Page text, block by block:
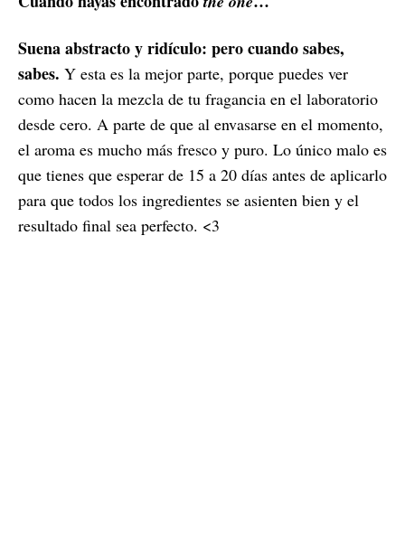
Suena abstracto y ridículo: pero cuando sabes,
sabes. Y esta es la mejor parte, porque puedes ver
como hacen la mezcla de tu fragancia en el laboratorio
desde cero. A parte de que al envasarse en el momento,
el aroma es mucho más fresco y puro. Lo único malo es
que tienes que esperar de 15 a 20 días antes de aplicarlo
para que todos los ingredientes se asienten bien y el
resultado final sea perfecto. <3